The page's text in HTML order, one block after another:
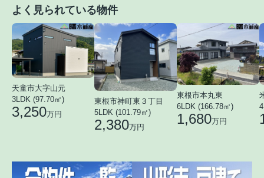
よく見られている物件
天童市大字山元
3LDK (97.70㎡)
3,250万円
東根市神町東３丁目
5LDK (101.79㎡)
2,380万円
東根市本丸東
6LDK (166.78㎡)
1,680万円